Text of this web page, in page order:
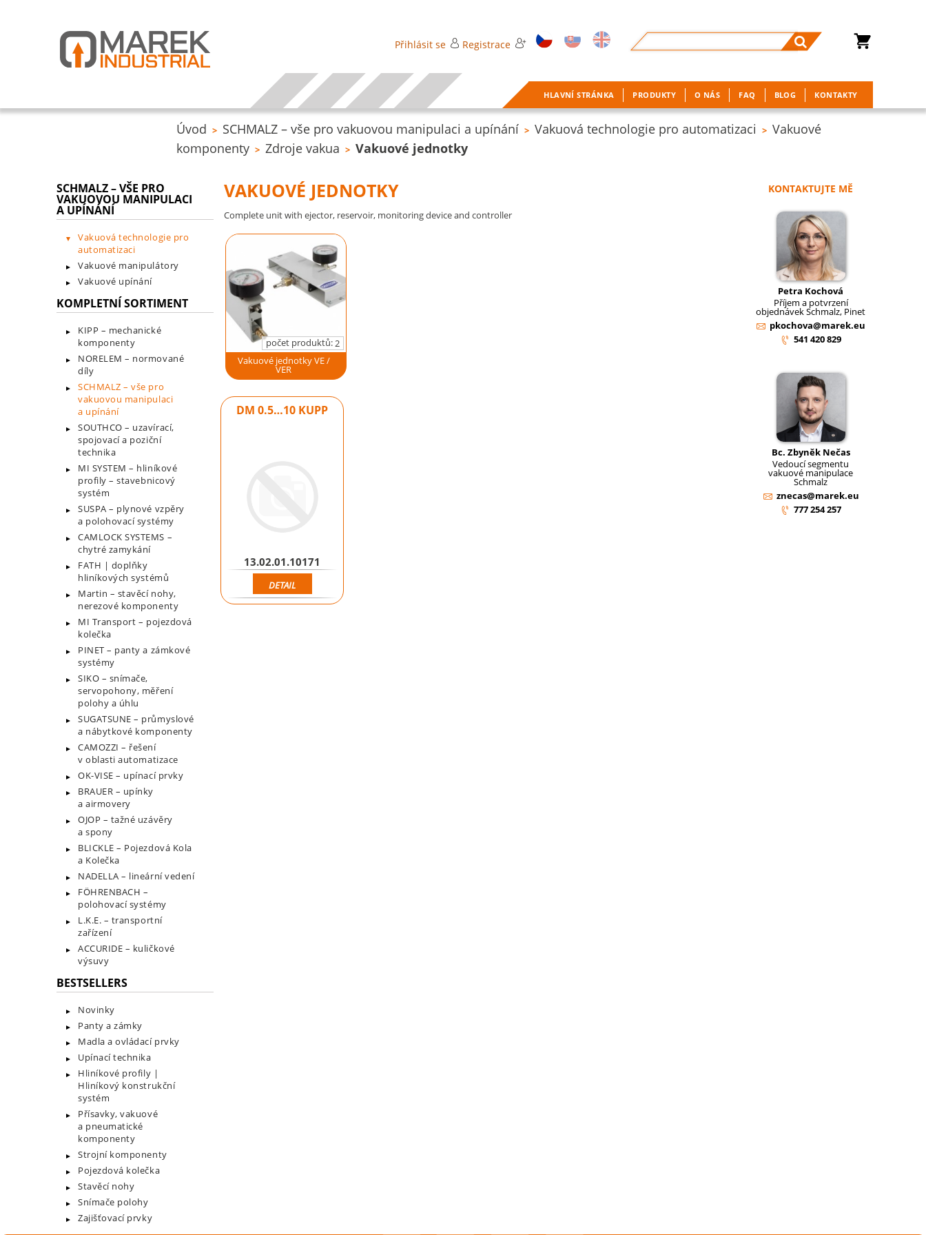
Přihlásit se Registrace
HLAVNÍ STRÁNKA PRODUKTY O NÁS FAQ BLOG KONTAKTY
Úvod > SCHMALZ – vše pro vakuovou manipulaci a upínání > Vakuová technologie pro automatizaci > Vakuové
komponenty > Zdroje vakua > Vakuové jednotky
SCHMALZ – VŠE PRO
VAKUOVOU MANIPULACI
A UPÍNÁNÍ
Vakuová technologie pro
automatizaci
Vakuové manipulátory
Vakuové upínání
KOMPLETNÍ SORTIMENT
KIPP – mechanické
komponenty
NORELEM – normované
díly
SCHMALZ – vše pro
vakuovou manipulaci
a upínání
SOUTHCO – uzavírací,
spojovací a poziční
technika
MI SYSTEM – hliníkové
profily – stavebnicový
systém
SUSPA – plynové vzpěry
a polohovací systémy
CAMLOCK SYSTEMS –
chytré zamykání
FATH | doplňky
hliníkových systémů
Martin – stavěcí nohy,
nerezové komponenty
MI Transport – pojezdová
kolečka
PINET – panty a zámkové
systémy
SIKO – snímače,
servopohony, měření
polohy a úhlu
SUGATSUNE – průmyslové
a nábytkové komponenty
CAMOZZI – řešení
v oblasti automatizace
OK-VISE – upínací prvky
BRAUER – upínky
a airmovery
OJOP – tažné uzávěry
a spony
BLICKLE – Pojezdová Kola
a Kolečka
NADELLA – lineární vedení
FÖHRENBACH –
polohovací systémy
L.K.E. – transportní
zařízení
ACCURIDE – kuličkové
výsuvy
BESTSELLERS
Novinky
Panty a zámky
Madla a ovládací prvky
Upínací technika
Hliníkové profily |
Hliníkový konstrukční
systém
Přísavky, vakuové
a pneumatické
komponenty
Strojní komponenty
Pojezdová kolečka
Stavěcí nohy
Snímače polohy
Zajišťovací prvky
VAKUOVÉ JEDNOTKY
Complete unit with ejector, reservoir, monitoring device and controller
počet produktů: 2
Vakuové jednotky VE /
VER
DM 0.5…10 KUPP
13.02.01.10171
DETAIL
KONTAKTUJTE MĚ
Petra Kochová
Příjem a potvrzení
objednávek Schmalz, Pinet
pkochova@marek.eu
541 420 829
Bc. Zbyněk Nečas
Vedoucí segmentu
vakuové manipulace
Schmalz
znecas@marek.eu
777 254 257